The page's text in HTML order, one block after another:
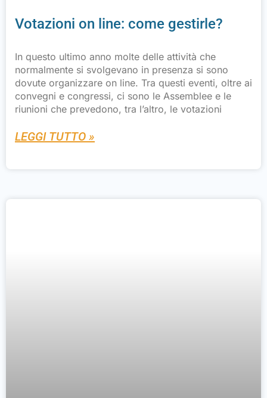
Votazioni on line: come gestirle?
In questo ultimo anno molte delle attività che
normalmente si svolgevano in presenza si sono
dovute organizzare on line. Tra questi eventi, oltre ai
convegni e congressi, ci sono le Assemblee e le
riunioni che prevedono, tra l’altro, le votazioni
LEGGI TUTTO »